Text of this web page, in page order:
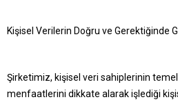
Kişisel Verilerin Doğru ve Gerektiğinde
Şirketimiz, kişisel veri sahiplerinin temel
menfaatlerini dikkate alarak işlediği